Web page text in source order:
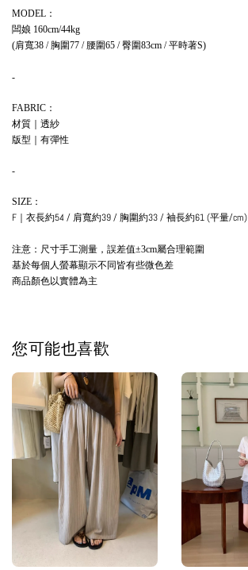
MODEL ：
闆娘 160cm/44kg
(肩寬38 / 胸圍77 / 腰圍65 /臀圍83cm /平時著S)
-
FABRIC ：
材質｜ 透紗
版型 ｜有彈性
-
SIZE ：
F ｜ 衣長約54 / 肩寬約39 / 胸圍約33 / 袖長約61 (平量/cm)
注意：尺寸手工測量，誤差值±3cm屬合理範圍
基於每個人螢幕顯示不同皆有些微色差
商品顏色以實體為主
您可能也喜歡